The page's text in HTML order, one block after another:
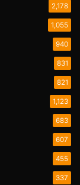
2,178
1,055
940
831
821
1,123
683
607
455
337